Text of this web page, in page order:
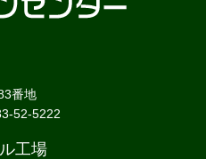
番地
52-5222
工場